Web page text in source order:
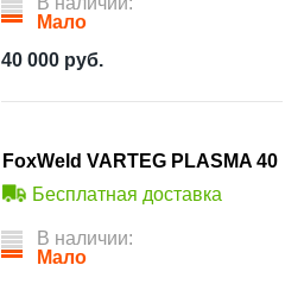
Мало
40 000 руб.
FoxWeld VARTEG PLASMA 40
Бесплатная доставка
В наличии:
Мало